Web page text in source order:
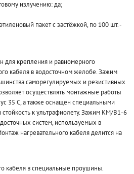
излучению: да;
пакет с застёжкой, по 100 шт. -
для крепления и равномерного
кабеля в водосточном желобе. Зажим
саморегулируемых и резистивных
осуществлять монтажные работы
35 С, а также оснащен специальными
к ультрафиолету. Зажим КМ/В1-6
систем, используемых в
нагревательного кабеля делится на
кабеля в специальные проушины.